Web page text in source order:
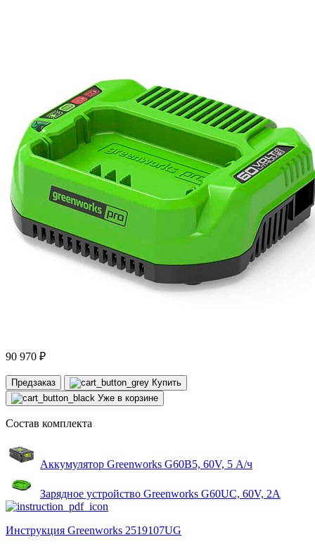
90 970 ₽
Предзаказ
Купить
Уже в корзине
Состав комплекта
Аккумулятор Greenworks G60B5, 60V, 5 А/ч
Зарядное устройство Greenworks G60UC, 60V, 2А
Инструкция Greenworks 2519107UG